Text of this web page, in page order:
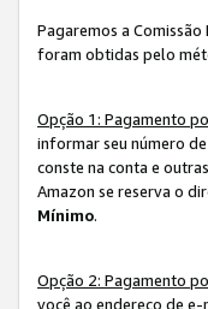
Pagaremos a
foram obtidas pelo
Opção 1: Pagamento
informar seu número
conste na conta e
Amazon se reserva o
Mínimo.
Opção 2: Pagamento
você ao endereço de